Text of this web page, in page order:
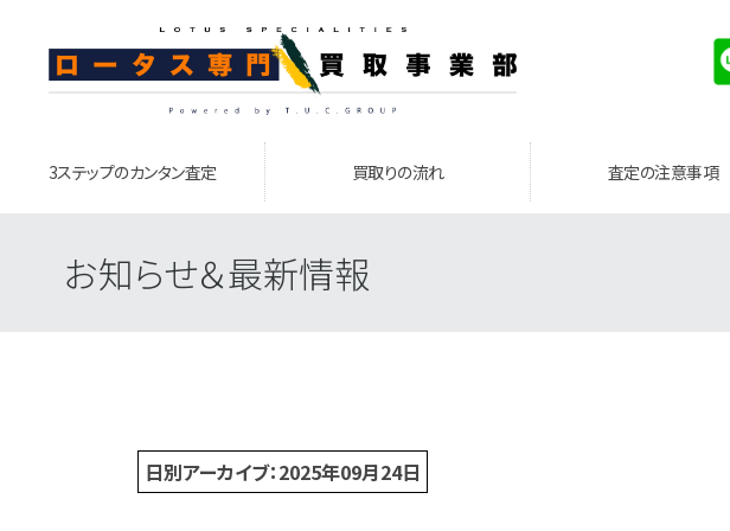
3ステップのカンタン査定 買取りの流れ 査定の注意事項
お知らせ＆最新情報
日別アーカイブ：2025年09月24日